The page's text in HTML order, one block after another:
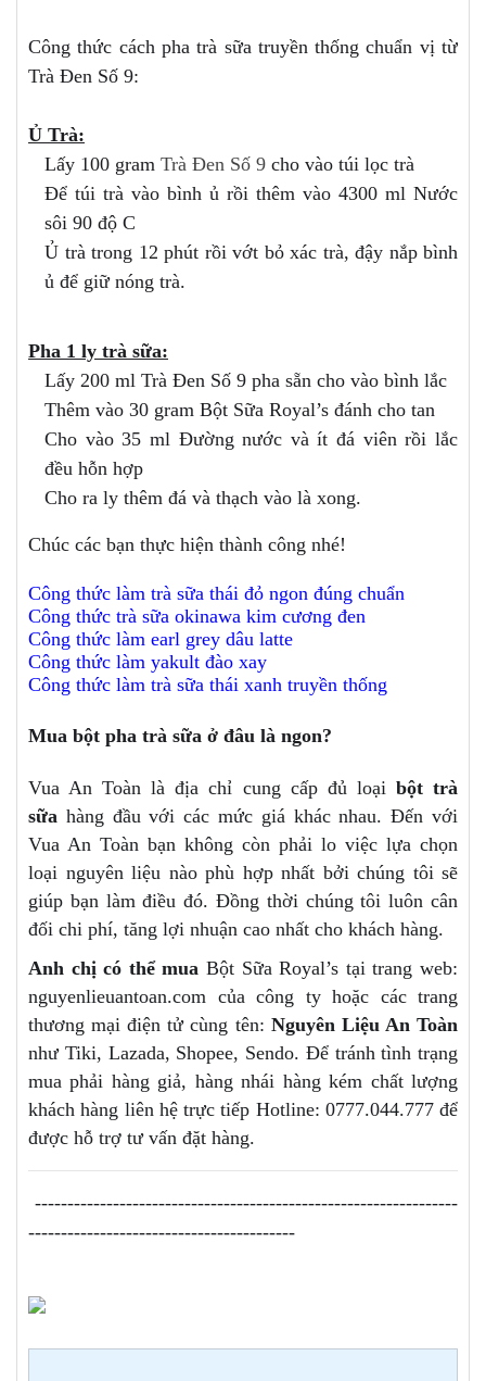
Công thức cách pha trà sữa truyền thống chuẩn vị từ
Trà Đen Số 9:
Ủ Trà:
Lấy 100 gram Trà Đen Số 9 cho vào túi lọc trà
Để túi trà vào bình ủ rồi thêm vào 4300 ml Nước
sôi 90 độ C
Ủ trà trong 12 phút rồi vớt bỏ xác trà, đậy nắp bình
ủ để giữ nóng trà.
Pha 1 ly trà sữa:
Lấy 200 ml Trà Đen Số 9 pha sẵn cho vào bình lắc
Thêm vào 30 gram Bột Sữa Royal’s đánh cho tan
Cho vào 35 ml Đường nước và ít đá viên rồi lắc
đều hỗn hợp
Cho ra ly thêm đá và thạch vào là xong.
Chúc các bạn thực hiện thành công nhé!
Công thức làm trà sữa thái đỏ ngon đúng chuẩn
Công thức trà sữa okinawa kim cương đen
Công thức làm earl grey dâu latte
Công thức làm yakult đào xay
Công thức làm trà sữa thái xanh truyền thống
Mua bột pha trà sữa ở đâu là ngon?
Vua An Toàn là địa chỉ cung cấp đủ loại bột trà
sữa hàng đầu với các mức giá khác nhau. Đến với
Vua An Toàn bạn không còn phải lo việc lựa chọn
loại nguyên liệu nào phù hợp nhất bởi chúng tôi sẽ
giúp bạn làm điều đó. Đồng thời chúng tôi luôn cân
đối chi phí, tăng lợi nhuận cao nhất cho khách hàng.
Anh chị có thể mua Bột Sữa Royal’s tại trang web:
nguyenlieuantoan.com của công ty hoặc các trang
thương mại điện tử cùng tên: Nguyên Liệu An Toàn
như Tiki, Lazada, Shopee, Sendo. Để tránh tình trạng
mua phải hàng giả, hàng nhái hàng kém chất lượng
khách hàng liên hệ trực tiếp Hotline: 0777.044.777 để
được hỗ trợ tư vấn đặt hàng.
-----------------------------------------------------------------
-----------------------------------------